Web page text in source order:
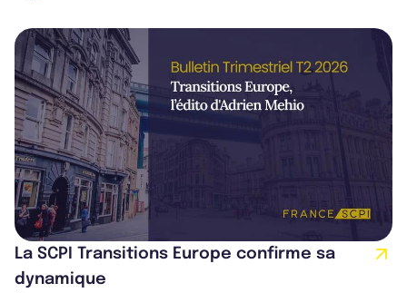
La SCPI Transitions Europe confirme sa
dynamique